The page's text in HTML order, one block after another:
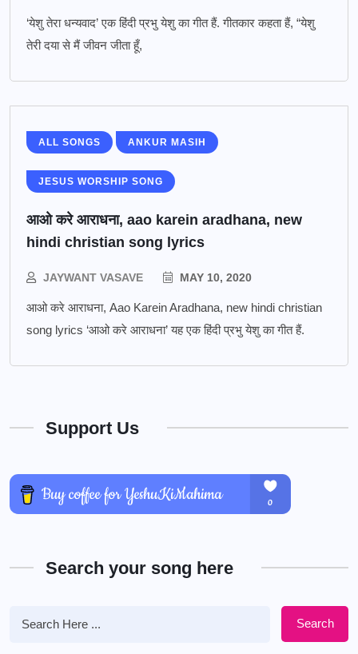
‘येशु तेरा धन्यवाद’ एक हिंदी प्रभु येशु का गीत हैं. गीतकार कहता हैं, “येशु
तेरी दया से मैं जीवन जीता हूँ,
ALL SONGS ANKUR MASIH
JESUS WORSHIP SONG
आओ करे आराधना, aao karein aradhana, new
hindi christian song lyrics
JAYWANT VASAVE MAY 10, 2020
आओ करे आराधना, Aao Karein Aradhana, new hindi christian
song lyrics ‘आओ करे आराधना’ यह एक हिंदी प्रभु येशु का गीत हैं.
Support Us
Search your song here
Search